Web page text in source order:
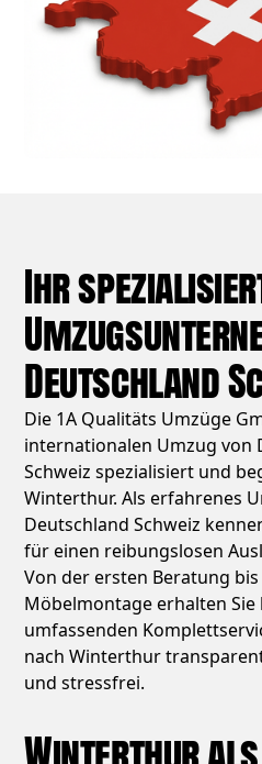
Ihr
Deutschland
Die 1A Qualitäts Umzüge
internationalen Umzug von
Schweiz spezialisiert und
Winterthur. Als erfahrenes
Deutschland Schweiz
für einen reibungslosen
Von der ersten Beratung
Möbelmontage erhalten Sie
umfassenden
nach Winterthur
und stressfrei.